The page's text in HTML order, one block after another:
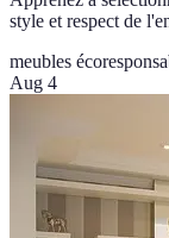
style et respect de
meubles
Aug 4